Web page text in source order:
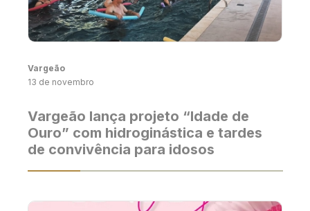
Vargeão
13 de novembro
Vargeão lança projeto “Idade de
Ouro” com hidroginástica e tardes
de convivência para idosos